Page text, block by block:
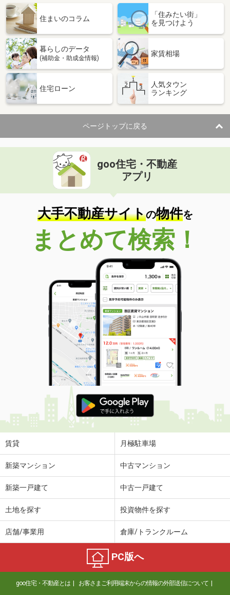
住まいのコラム
「住みたい街」
を見つけよう
暮らしのデータ
(補助金・助成金情報)
家賃相場
住宅ローン
人気タウン
ランキング
ページトップに戻る
goo住宅・不動産
アプリ
大手不動産サイトの物件を
まとめて検索！
賃貸 月極駐車場
新築マンション 中古マンション
新築一戸建て 中古一戸建て
土地を探す 投資物件を探す
店舗/事業用 倉庫/トランクルーム
PC版へ
goo住宅・不動産とは お客さまご利用端末からの情報の外部送信について